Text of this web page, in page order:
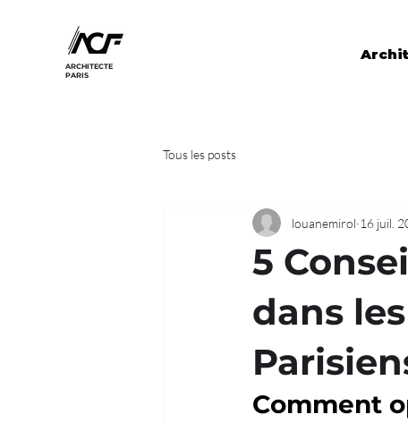
ARCHITECTE
PARIS
Tous les posts
5
dans
louanemirol 16 juil.
Comment